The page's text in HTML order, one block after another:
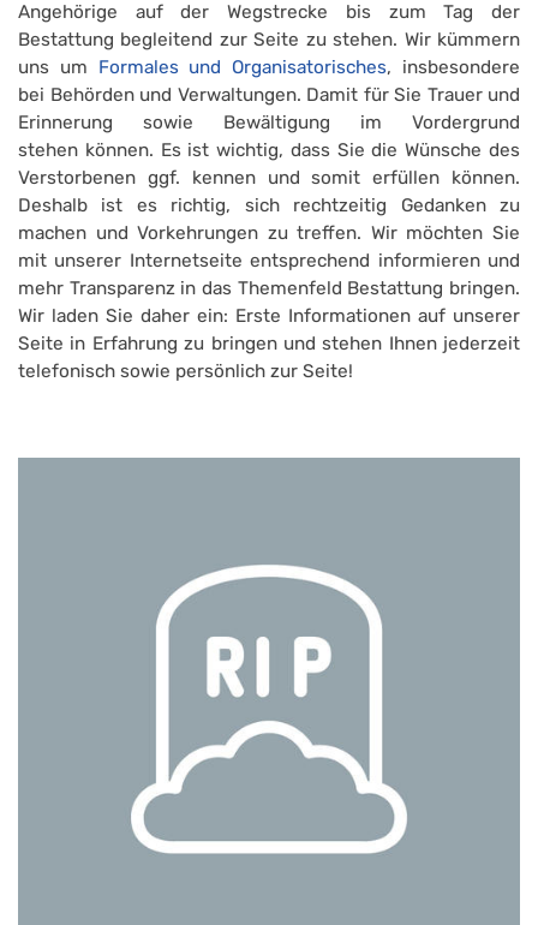
Angehörige auf der Wegstrecke bis zum Tag der
Bestattung begleitend zur Seite zu stehen. Wir kümmern
uns um Formales und Organisatorisches, insbesondere
bei Behörden und Verwaltungen. Damit für Sie Trauer und
Erinnerung sowie Bewältigung im Vordergrund
stehen können. Es ist wichtig, dass Sie die Wünsche des
Verstorbenen ggf. kennen und somit erfüllen können.
Deshalb ist es richtig, sich rechtzeitig Gedanken zu
machen und Vorkehrungen zu treffen. Wir möchten Sie
mit unserer Internetseite entsprechend informieren und
mehr Transparenz in das Themenfeld Bestattung bringen.
Wir laden Sie daher ein: Erste Informationen auf unserer
Seite in Erfahrung zu bringen und stehen Ihnen jederzeit
telefonisch sowie persönlich zur Seite!